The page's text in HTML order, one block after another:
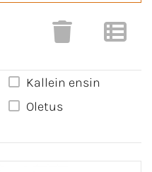
Kallein ensin
Oletus